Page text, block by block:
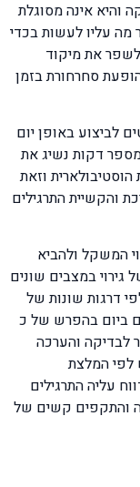
והיא אינה מסוגלת
עליו לעשות בכדי
את מיקוד
סחרחורת בזמן
לביצוע באופן יום
דקות נשיג את
וזאת
והקשיית התרגילים
המשקל ולהביא
במצבים שונים
דרגות שונות של
ביום בהפרש של כ
לבדיקה והערכה
המלצת
עליה התרגילים
והתקפים קשים של